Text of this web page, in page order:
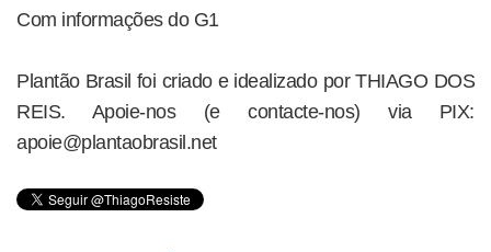
Com informações do G1
Plantão Brasil foi criado e idealizado por THIAGO DOS
REIS. Apoie-nos (e contacte-nos) via PIX:
apoie@plantaobrasil.net